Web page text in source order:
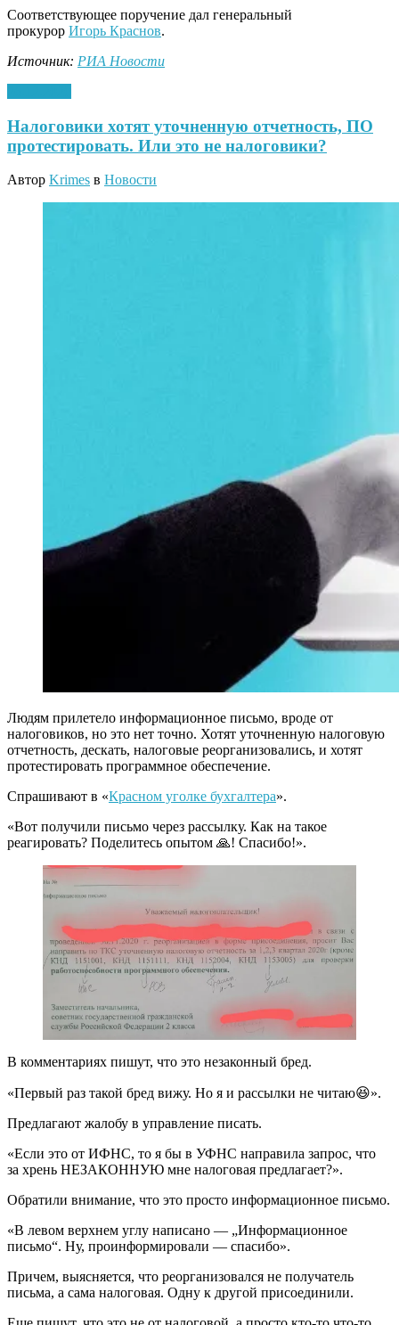
Соответствующее поручение дал генеральный
прокурор Игорь Краснов.
Источник: РИА Новости
Налоговики хотят уточненную отчетность, ПО
протестировать. Или это не налоговики?
Автор Krimes в Новости
Людям прилетело информационное письмо, вроде от
налоговиков, но это нет точно. Хотят уточненную налоговую
отчетность, дескать, налоговые реорганизовались, и хотят
протестировать программное обеспечение.
Спрашивают в «Красном уголке бухгалтера».
«Вот получили письмо через рассылку. Как на такое
реагировать? Поделитесь опытом 🙏! Спасибо!».
В комментариях пишут, что это незаконный бред.
«Первый раз такой бред вижу. Но я и рассылки не читаю😆».
Предлагают жалобу в управление писать.
«Если это от ИФНС, то я бы в УФНС направила запрос, что
за хрень НЕЗАКОННУЮ мне налоговая предлагает?».
Обратили внимание, что это просто информационное письмо.
«В левом верхнем углу написано — „Информационное
письмо“. Ну, проинформировали — спасибо».
Причем, выясняется, что реорганизовался не получатель
письма, а сама налоговая. Одну к другой присоединили.